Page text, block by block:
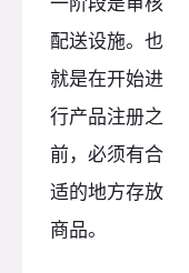
配送设施。也
就是在开始进
行产品注册之
前，必须有合
适的地方存放
商品。